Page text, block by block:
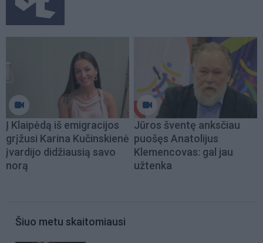
Į Klaipėdą iš emigracijos
grįžusi Karina Kučinskienė
įvardijo didžiausią savo
norą
Jūros šventę anksčiau
puošęs Anatolijus
Klemencovas: gal jau
užtenka
Šiuo metu skaitomiausi